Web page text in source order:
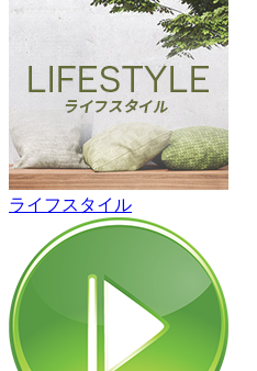
ライフスタイル